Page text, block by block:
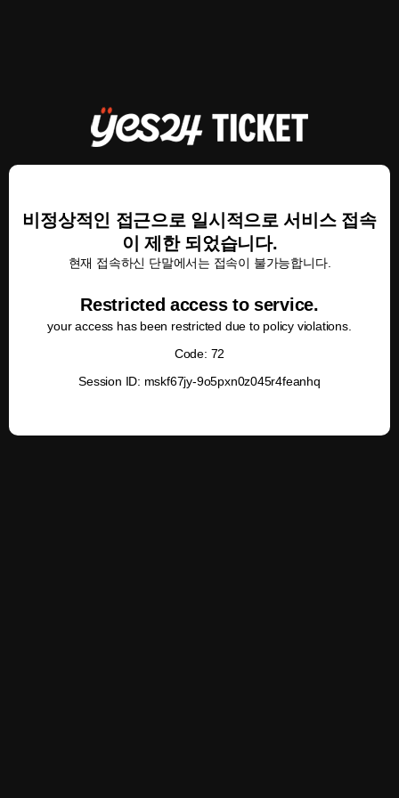
비정상적인 접근으로 일시적으로 서비스 접속
이 제한 되었습니다.
현재 접속하신 단말에서는 접속이 불가능합니다.
Restricted access to service.
your access has been restricted due to policy violations.
Code: 72
Session ID: mskf67jy-9o5pxn0z045r4feanhq